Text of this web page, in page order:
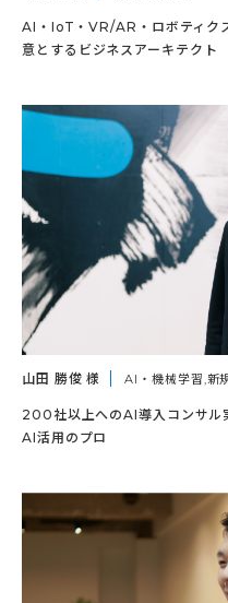
AI・IoT・VR/AR・ロボティク
意とするビジネスアーキテクト
山田 勝俊 様 AI・機械学習,新
200社以上へのAI導入コンサル
AI活用のプロ